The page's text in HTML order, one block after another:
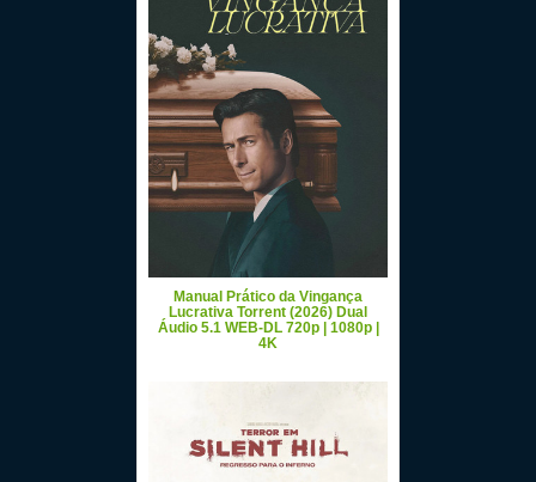
Manual Prático da Vingança
Lucrativa Torrent (2026) Dual
Áudio 5.1 WEB-DL 720p | 1080p |
4K